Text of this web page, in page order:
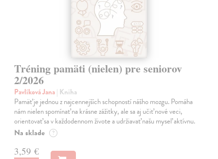
Tréning pamäti (nielen) pre seniorov
2/2026
Pavlíková Jana| Kniha
Pamäť je jednou z najcennejších schopností nášho mozgu. Pomáha
nám nielen spomínať na krásne zážitky, ale sa aj učiť nové veci,
orientovať sa v každodennom živote a udržiavať našu myseľ aktívnu.
Na sklade ?
3,59 €